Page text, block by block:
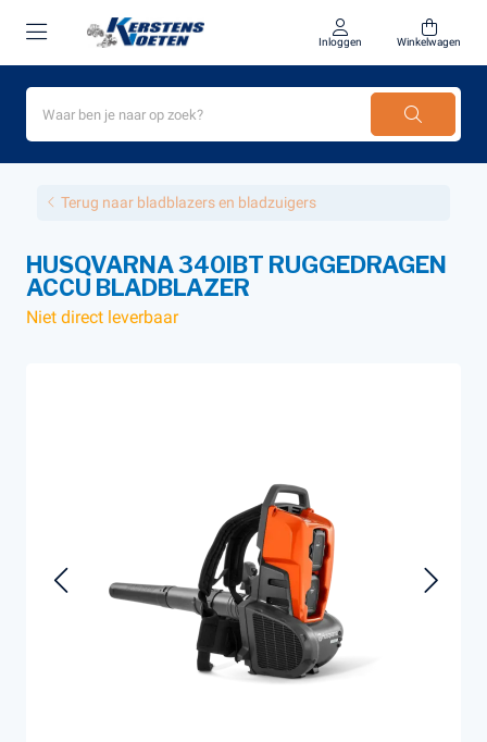
Inloggen Winkelwagen
Terug naar bladblazers en bladzuigers
HUSQVARNA 340IBT RUGGEDRAGEN
ACCU BLADBLAZER
Niet direct leverbaar